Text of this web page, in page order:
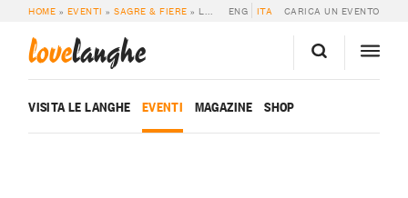
HOME » EVENTI »SAGRE & FIERE » LA BAÌO DI VILLAR ENG ITA CARICA UN EVENTO
lovelanghe
VISITA LE LANGHE EVENTI MAGAZINE SHOP